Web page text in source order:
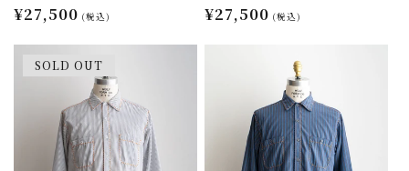
通
格
¥27,500 (税込)
通
¥27,500 (税込)
SOLD OUT